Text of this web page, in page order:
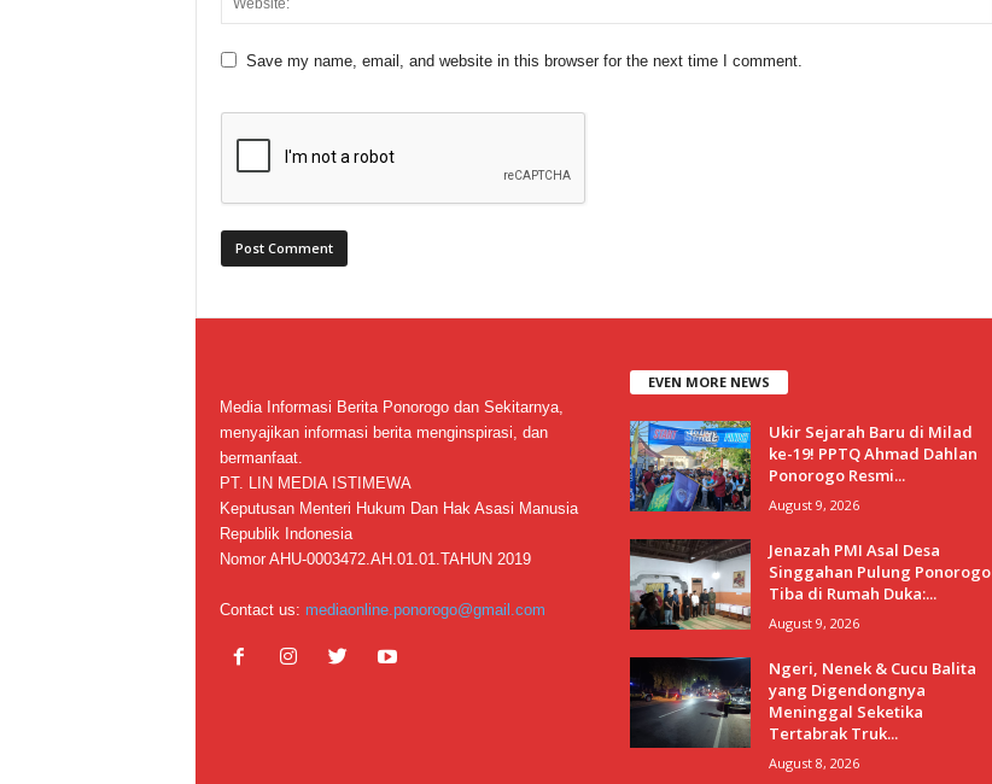
Save my name, email, and website in this browser for the next time I comment.
Media Informasi Berita Ponorogo dan Sekitarnya,
menyajikan informasi berita menginspirasi, dan
bermanfaat.
PT. LIN MEDIA ISTIMEWA
Keputusan Menteri Hukum Dan Hak Asasi Manusia
Republik Indonesia
Nomor AHU-0003472.AH.01.01.TAHUN 2019
Contact us: mediaonline.ponorogo@gmail.com
EVEN MORE NEWS
Ukir Sejarah Baru di Milad
ke-19! PPTQ Ahmad Dahlan
Ponorogo Resmi...
August 9, 2026
Jenazah PMI Asal Desa
Singgahan Pulung Ponorogo
Tiba di Rumah Duka:...
August 9, 2026
Ngeri, Nenek & Cucu Balita
yang Digendongnya
Meninggal Seketika
Tertabrak Truk...
August 8, 2026